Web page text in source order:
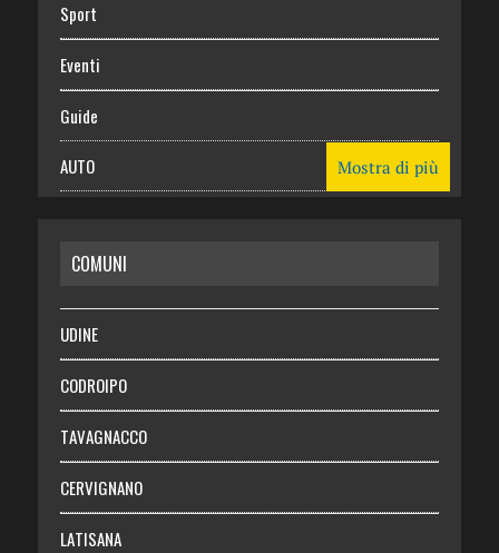
Sport
Eventi
Guide
AUTO
RISPARMIO
SALUTE
Necrologie
Chi siamo
Abbonati
Login
Mostra di più
COMUNI
UDINE
CODROIPO
TAVAGNACCO
CERVIGNANO
LATISANA